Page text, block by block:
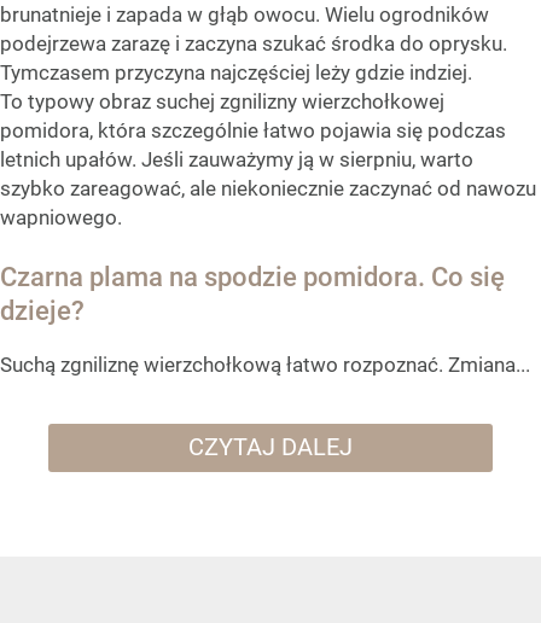
brunatnieje i zapada w głąb owocu. Wielu ogrodników
podejrzewa zarazę i zaczyna szukać środka do oprysku.
Tymczasem przyczyna najczęściej leży gdzie indziej.
To typowy obraz suchej zgnilizny wierzchołkowej
pomidora, która szczególnie łatwo pojawia się podczas
letnich upałów. Jeśli zauważymy ją w sierpniu, warto
szybko zareagować, ale niekoniecznie zaczynać od nawozu
wapniowego.
Czarna plama na spodzie pomidora. Co się
dzieje?
Suchą zgniliznę wierzchołkową łatwo rozpoznać. Zmiana...
CZYTAJ DALEJ